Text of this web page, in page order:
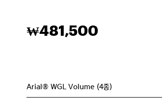
₩481,500
Arial® WGL Volume (4종)